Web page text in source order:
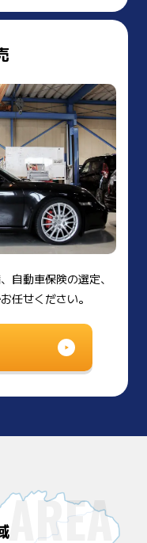
自動車保険の選定、
任せください。
AREA